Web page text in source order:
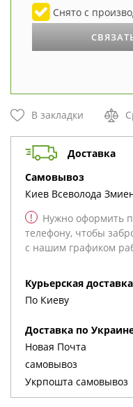
Снято с
В закладки
Доставка
cамовывоз
Киев Всеволода
!
Нужно оформить
телефону, чтобы
с нашим графиком
Курьерская доставка
По Киеву
Доставка по
Новая Почта
cамовывоз
Укрпошта cамовывоз